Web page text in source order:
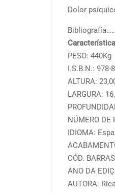
Dolor
PESO: 440Kg
I.S.B.N.: 978-
ALTURA:
LARGURA:
NÚMERO DE
IDIOMA:
CÓD.
ANO DA
AUTORA: